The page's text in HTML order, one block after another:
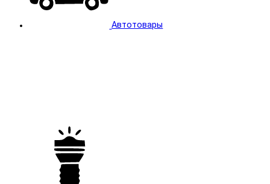
Автотовары